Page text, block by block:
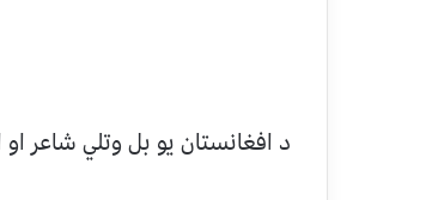
د افغانستان يو بل وتلي شاعر